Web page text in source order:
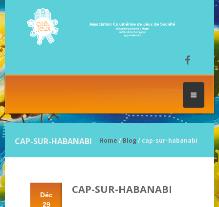
LES SÉANCES DE JEU
FESTIVAL DU JEU
CAP-SUR-HABANABI Home / Blog/ cap-sur-habanabi
Déc
29
CAP-SUR-HABANABI